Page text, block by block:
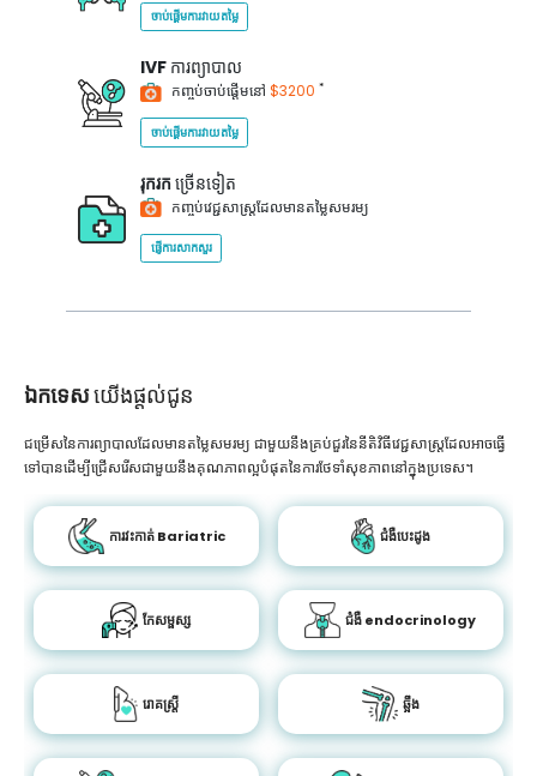
ចាប់ផ្តើមការវាយតម្លៃ
IVF ការព្យាបាល
កញ្ចប់ចាប់ផ្តើមនៅ $3200 *
ចាប់ផ្តើមការវាយតម្លៃ
រុករក ច្រើនទៀត
កញ្ចប់វេជ្ជសាស្ត្រដែលមានតម្លៃសមរម្យ
ផ្ញើការសាកសួរ
ឯកទេសយើងផ្តល់ជូន
ជម្រើសនៃការព្យាបាលដែលមានតម្លៃសមរម្យ ជាមួយនឹងគ្រប់ជួរនៃនីតិវិធីវេជ្ជសាស្រ្តដែលអាចធ្វើ
ទៅបានដើម្បីជ្រើសរើសជាមួយនឹងគុណភាពល្អបំផុតនៃការថែទាំសុខភាពនៅក្នុងប្រទេស។
ការវះកាត់ Bariatric ជំងឺបេះដូង
កែសម្ផស្ស ជំងឺ endocrinology
រោគស្ត្រី ឆ្អឹង